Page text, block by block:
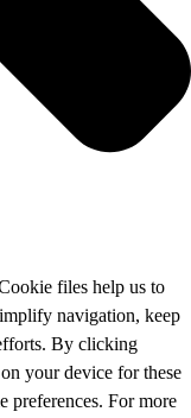
files help us to
navigation, keep
By clicking
your device for these
preferences. For more